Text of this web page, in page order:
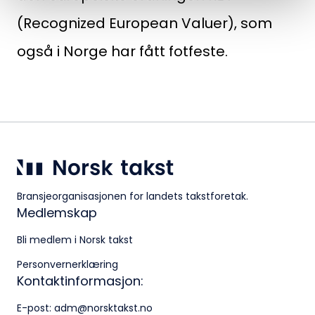
Kontakt oss
Kontaktinformasjon:
Klingenberggt. 7A, 0161 Oslo
Postadresse:
956 955 211
(Recognized European Valuer), som
også i Norge har fått fotfeste.
Bransjeorganisasjonen for landets takstforetak.
Medlemskap
Bli medlem i Norsk takst
Personvernerklæring
Kontaktinformasjon:
E-post: adm@norsktakst.no